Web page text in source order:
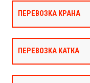
ПЕРЕВОЗКА КРАНА
ПЕРЕВОЗКА КАТКА